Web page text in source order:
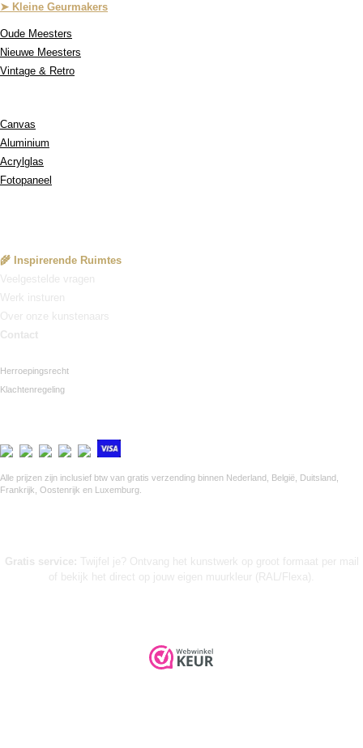
➤ Kleine Geurmakers
Oude Meesters
Nieuwe Meesters
Vintage & Retro
Canvas
Aluminium
Acrylglas
Fotopaneel
🌾 Inspirerende Ruimtes
Veelgestelde vragen
Werk insturen
Over onze kunstenaars
Contact
Herroepingsrecht
Klachtenregeling
Alle prijzen zijn inclusief btw van gratis verzending binnen Nederland, België, Duitsland,
Frankrijk, Oostenrijk en Luxemburg.
Gratis service: Twijfel je? Ontvang het kunstwerk op groot formaat per mail
of bekijk het direct op jouw eigen muurkleur (RAL/Flexa).